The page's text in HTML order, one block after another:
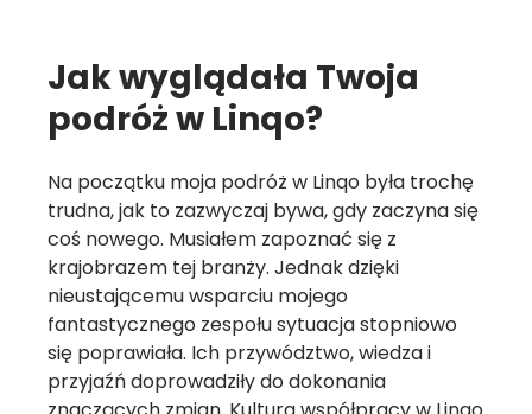
Jak wyglądała Twoja
podróż w Linqo?
Na początku moja podróż w Linqo była trochę
trudna, jak to zazwyczaj bywa, gdy zaczyna się
coś nowego. Musiałem zapoznać się z
krajobrazem tej branży. Jednak dzięki
nieustającemu wsparciu mojego
fantastycznego zespołu sytuacja stopniowo
się poprawiała. Ich przywództwo, wiedza i
przyjaźń doprowadziły do dokonania